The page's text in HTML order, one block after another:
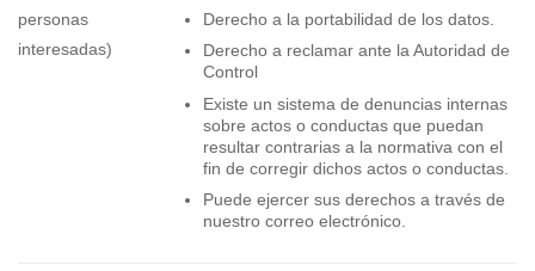
personas
interesadas)
Derecho a la portabilidad de los datos.
Derecho a reclamar ante la Autoridad de
Control
Existe un sistema de denuncias internas
sobre actos o conductas que puedan
resultar contrarias a la normativa con el
fin de corregir dichos actos o conductas.
Puede ejercer sus derechos a través de
nuestro correo electrónico.